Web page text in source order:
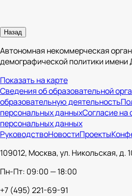
Назад
Автономная некоммерческая
демографической политики
Показать на карте
Сведения об образовательной
образовательную деятельность
персональных данныхСогласие на
персональных данных
РуководствоНовостиПроекты
109012, Москва, ул. Никольская, д.
Пн-Пт: 09:00 — 18:00
+7 (495) 221-69-91